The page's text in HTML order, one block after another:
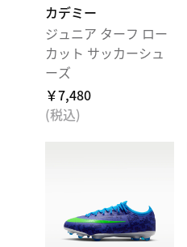
カデミー
ジュニア ターフ ロー
カット サッカーシュ
ーズ
￥7,480
(税込)